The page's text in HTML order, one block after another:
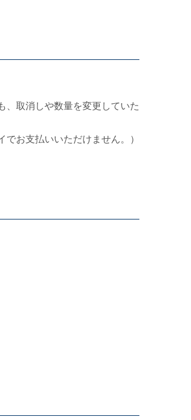
、取消しや数量を変更していた
お支払いいただけません。）